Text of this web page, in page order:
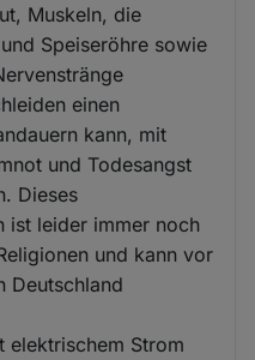
Muskeln, die
Speiseröhre sowie
einen
kann, mit
und Todesangst
Dieses
ist leider immer noch
und kann vor
Deutschland
elektrischem Strom